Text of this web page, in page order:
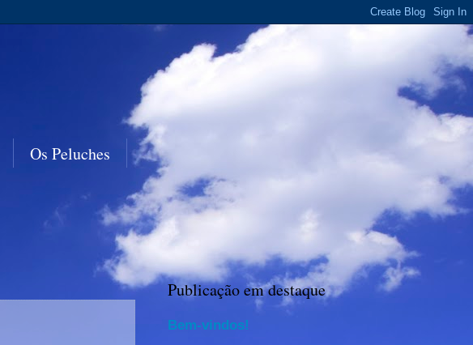
Os Peluches
Publicação em destaque
Bem-vindos!